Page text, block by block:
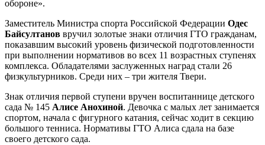
обороне».
Заместитель Министра спорта Российской Федерации Одес
Байсултанов вручил золотые знаки отличия ГТО гражданам,
показавшим высокий уровень физической подготовленности
при выполнении нормативов во всех 11 возрастных ступенях
комплекса. Обладателями заслуженных наград стали 26
физкультурников. Среди них – три жителя Твери.
Знак отличия первой ступени вручен воспитаннице детского
сада № 145 Алисе Анохиной. Девочка с малых лет занимается
спортом, начала с фигурного катания, сейчас ходит в секцию
большого тенниса. Нормативы ГТО Алиса сдала на базе
своего детского сада.